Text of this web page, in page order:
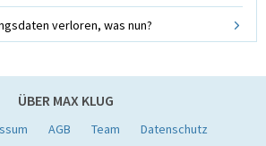
verloren, was nun?
ÜBER MAX KLUG
AGB Team
Datenschutz